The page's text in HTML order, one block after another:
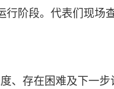
阶段。代表们现场
、存在困难及下一